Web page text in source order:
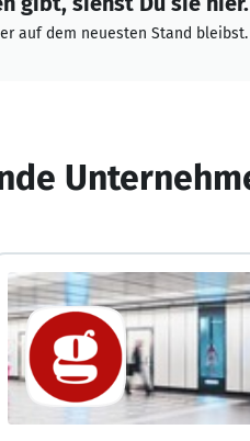
auf dem neuesten Stand bleibst.